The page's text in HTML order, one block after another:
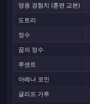
영웅 경험치 (훈련 교본)
도토리
정수
꿈의 정수
루센트
아레나 코인
글리프 가루